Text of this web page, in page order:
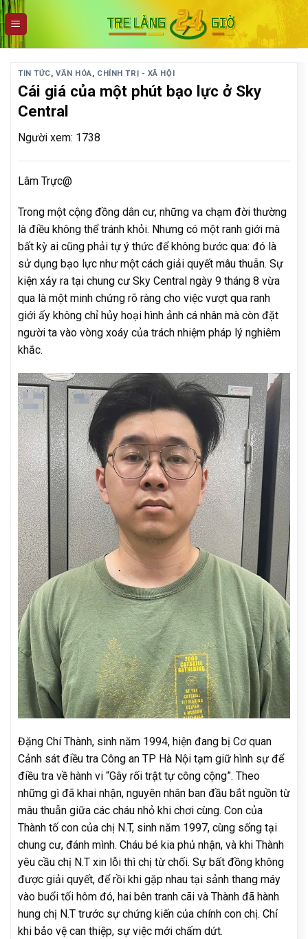
Skip
to
content
TIN TỨC,VĂN HÓA, CHÍNH TRỊ - XÃ HỘI
Cái giá của một phút bạo lực ở Sky
Central
Người xem: 1738
Lâm Trực@
Trong một cộng đồng dân cư, những va chạm đời thường
là điều không thể tránh khỏi. Nhưng có một ranh giới mà
bất kỳ ai cũng phải tự ý thức để không bước qua: đó là
sử dụng bạo lực như một cách giải quyết mâu thuẫn. Sự
kiện xảy ra tại chung cư Sky Central ngày 9 tháng 8 vừa
qua là một minh chứng rõ ràng cho việc vượt qua ranh
giới ấy không chỉ hủy hoại hình ảnh cá nhân mà còn đặt
người ta vào vòng xoáy của trách nhiệm pháp lý nghiêm
khắc.
Đặng Chí Thành, sinh năm 1994, hiện đang bị Cơ quan
Cảnh sát điều tra Công an TP Hà Nội tạm giữ hình sự để
điều tra về hành vi “Gây rối trật tự công cộng”. Theo
những gì đã khai nhận, nguyên nhân ban đầu bắt nguồn từ
mâu thuẫn giữa các cháu nhỏ khi chơi cùng. Con của
Thành tố con của chị N.T, sinh năm 1997, cùng sống tại
chung cư, đánh mình. Cháu bé kia phủ nhận, và khi Thành
yêu cầu chị N.T xin lỗi thì chị từ chối. Sự bất đồng không
được giải quyết, để rồi khi gặp nhau tại sảnh thang máy
vào buổi tối hôm đó, hai bên tranh cãi và Thành đã hành
hung chị N.T trước sự chứng kiến của chính con chị. Chỉ
khi bảo vệ can thiệp, sự việc mới chấm dứt.